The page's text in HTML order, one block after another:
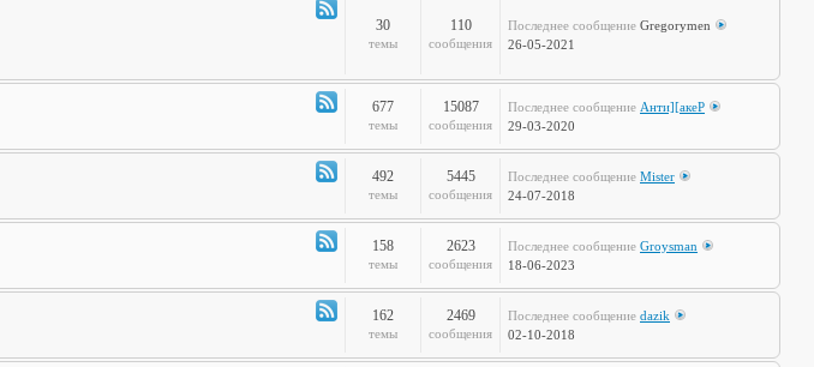
30
темы
110
сообщения
Последнее сообщение Gregorymen
26-05-2021
Канал
-
677
темы
15087
сообщения
Последнее сообщение Анти][акеР
29-03-2020
Канал
-
Жизнь
492
темы
5445
сообщения
Последнее сообщение Mister
24-07-2018
Канал
-
158
темы
2623
сообщения
Последнее сообщение Groysman
18-06-2023
Канал
-
162
темы
2469
сообщения
Последнее сообщение dazik
02-10-2018